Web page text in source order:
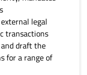
legal
transactions
draft the
for a range of